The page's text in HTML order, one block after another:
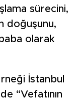
sürecini,
doğuşunu,
olarak
İstanbul
“Vefatının